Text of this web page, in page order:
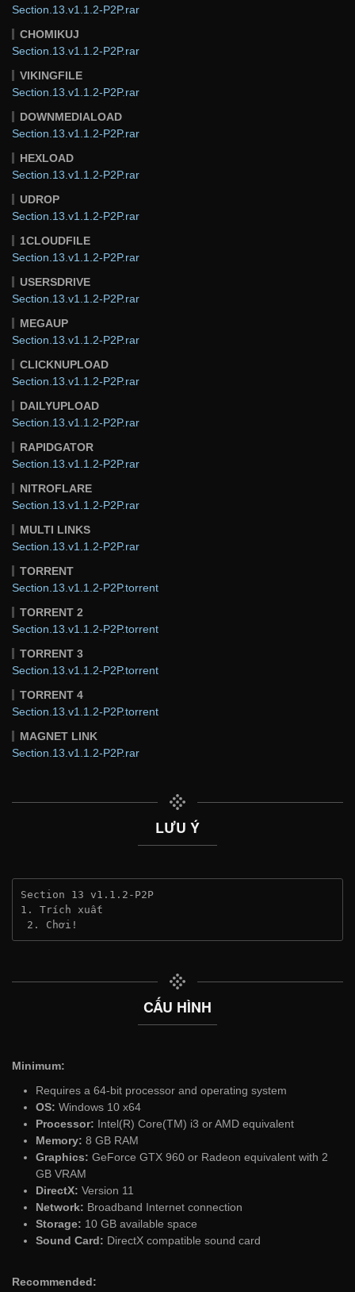
Section.13.v1.1.2-P2P.rar
CHOMIKUJ
Section.13.v1.1.2-P2P.rar
VIKINGFILE
Section.13.v1.1.2-P2P.rar
DOWNMEDIALOAD
Section.13.v1.1.2-P2P.rar
HEXLOAD
Section.13.v1.1.2-P2P.rar
UDROP
Section.13.v1.1.2-P2P.rar
1CLOUDFILE
Section.13.v1.1.2-P2P.rar
USERSDRIVE
Section.13.v1.1.2-P2P.rar
MEGAUP
Section.13.v1.1.2-P2P.rar
CLICKNUPLOAD
Section.13.v1.1.2-P2P.rar
DAILYUPLOAD
Section.13.v1.1.2-P2P.rar
RAPIDGATOR
Section.13.v1.1.2-P2P.rar
NITROFLARE
Section.13.v1.1.2-P2P.rar
MULTI LINKS
Section.13.v1.1.2-P2P.rar
TORRENT
Section.13.v1.1.2-P2P.torrent
TORRENT 2
Section.13.v1.1.2-P2P.torrent
TORRENT 3
Section.13.v1.1.2-P2P.torrent
TORRENT 4
Section.13.v1.1.2-P2P.torrent
MAGNET LINK
Section.13.v1.1.2-P2P.rar
LƯU Ý
Section 13 v1.1.2-P2P
1. Trích xuất
2. Chơi!
CẤU HÌNH
Minimum:
Requires a 64-bit processor and operating system
OS: Windows 10 x64
Processor: Intel(R) Core(TM) i3 or AMD equivalent
Memory: 8 GB RAM
Graphics: GeForce GTX 960 or Radeon equivalent with 2
GB VRAM
DirectX: Version 11
Network: Broadband Internet connection
Storage: 10 GB available space
Sound Card: DirectX compatible sound card
Recommended: